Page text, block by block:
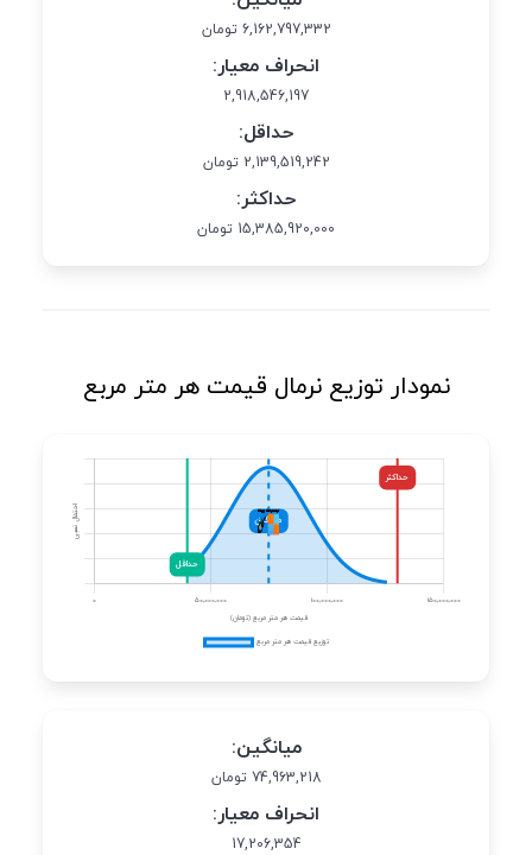
6,162,797,332 تومان
انحراف معیار:
2,918,546,197
حداقل:
2,139,519,242 تومان
حداکثر:
15,385,920,000 تومان
نمودار توزیع نرمال قیمت هر متر مربع
میانگین:
74,963,218 تومان
انحراف معیار:
17,206,354